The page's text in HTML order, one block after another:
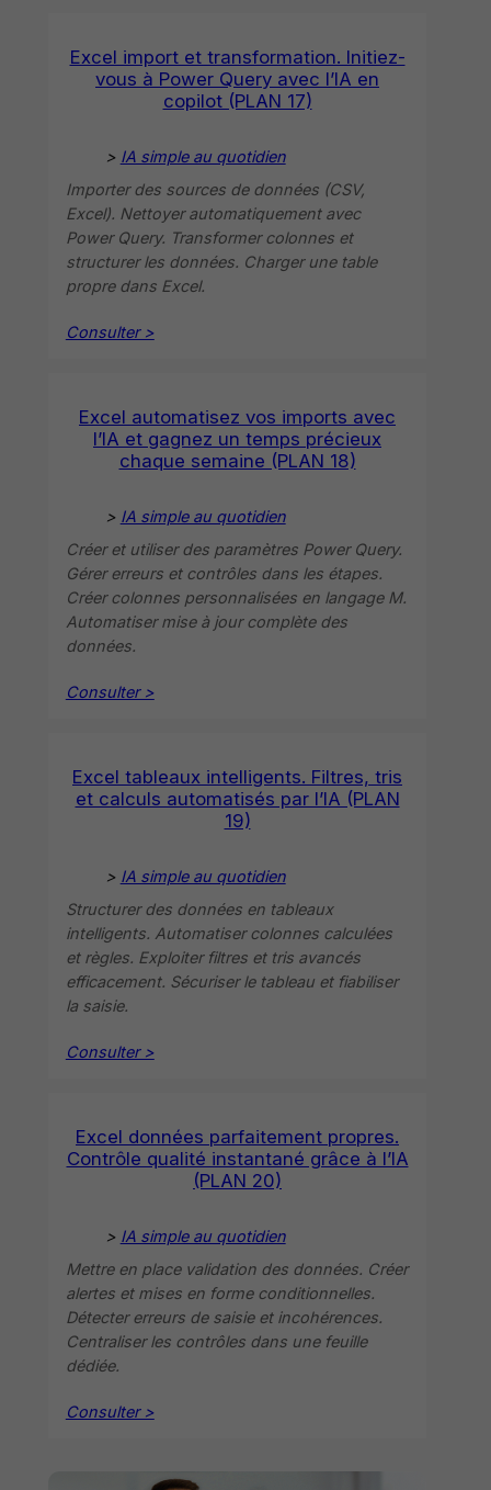
Excel import et transformation. Initiez-
vous à Power Query avec l’IA en
copilot (PLAN 17)
> IA simple au quotidien
Importer des sources de données (CSV,
Excel). Nettoyer automatiquement avec
Power Query. Transformer colonnes et
structurer les données. Charger une table
propre dans Excel.
Consulter >
Excel automatisez vos imports avec
l’IA et gagnez un temps précieux
chaque semaine (PLAN 18)
> IA simple au quotidien
Créer et utiliser des paramètres Power Query.
Gérer erreurs et contrôles dans les étapes.
Créer colonnes personnalisées en langage M.
Automatiser mise à jour complète des
données.
Consulter >
Excel tableaux intelligents. Filtres, tris
et calculs automatisés par l’IA (PLAN
19)
> IA simple au quotidien
Structurer des données en tableaux
intelligents. Automatiser colonnes calculées
et règles. Exploiter filtres et tris avancés
efficacement. Sécuriser le tableau et fiabiliser
la saisie.
Consulter >
Excel données parfaitement propres.
Contrôle qualité instantané grâce à l’IA
(PLAN 20)
> IA simple au quotidien
Mettre en place validation des données. Créer
alertes et mises en forme conditionnelles.
Détecter erreurs de saisie et incohérences.
Centraliser les contrôles dans une feuille
dédiée.
Consulter >